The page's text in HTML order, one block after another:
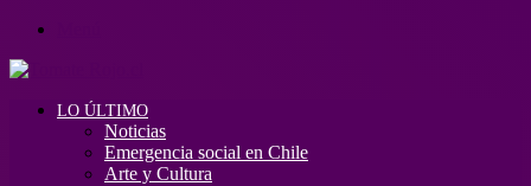
LO ÚLTIMO
Noticias
Emergencia social en Chile
Arte y Cultura